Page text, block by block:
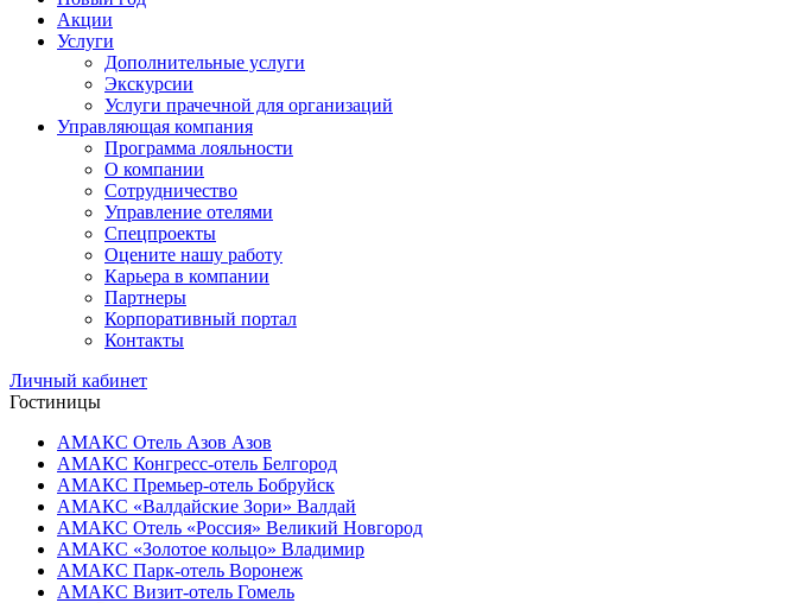
Акции
Услуги
Дополнительные услуги
Экскурсии
Услуги прачечной для организаций
Управляющая компания
Программа лояльности
О компании
Сотрудничество
Управление отелями
Спецпроекты
Оцените нашу работу
Карьера в компании
Партнеры
Корпоративный портал
Контакты
Личный кабинет
Гостиницы
АМАКС Отель ‎Азов Азов
АМАКС Конгресс-отель Белгород
АМАКС Премьер-отель Бобруйск
АМАКС «‎Валдайские Зори» Валдай
АМАКС Отель «‎Россия» Великий Новгород
АМАКС «‎Золотое кольцо» Владимир
АМАКС Парк-отель Воронеж
АМАКС Визит-отель Гомель